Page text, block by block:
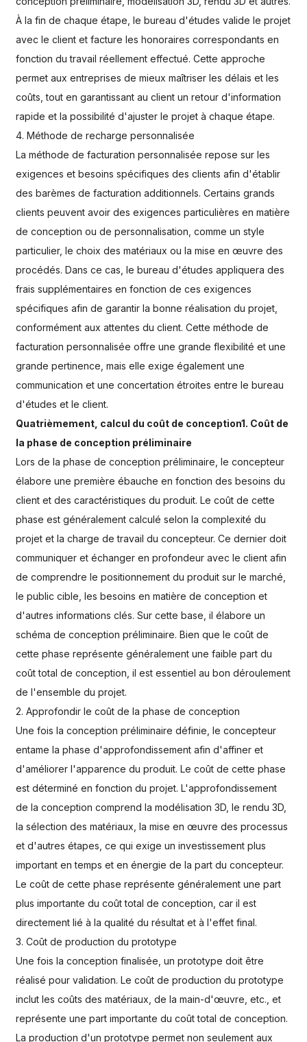
À la fin de chaque étape, le bureau d'études valide le projet
avec le client et facture les honoraires correspondants en
fonction du travail réellement effectué. Cette approche
permet aux entreprises de mieux maîtriser les délais et les
coûts, tout en garantissant au client un retour d'information
rapide et la possibilité d'ajuster le projet à chaque étape.
4. Méthode de recharge personnalisée
La méthode de facturation personnalisée repose sur les
exigences et besoins spécifiques des clients afin d'établir
des barèmes de facturation additionnels. Certains grands
clients peuvent avoir des exigences particulières en matière
de conception ou de personnalisation, comme un style
particulier, le choix des matériaux ou la mise en œuvre des
procédés. Dans ce cas, le bureau d'études appliquera des
frais supplémentaires en fonction de ces exigences
spécifiques afin de garantir la bonne réalisation du projet,
conformément aux attentes du client. Cette méthode de
facturation personnalisée offre une grande flexibilité et une
grande pertinence, mais elle exige également une
communication et une concertation étroites entre le bureau
d'études et le client.
Quatrièmement, calcul du coût de conception1. Coût de
la phase de conception préliminaire
Lors de la phase de conception préliminaire, le concepteur
élabore une première ébauche en fonction des besoins du
client et des caractéristiques du produit. Le coût de cette
phase est généralement calculé selon la complexité du
projet et la charge de travail du concepteur. Ce dernier doit
communiquer et échanger en profondeur avec le client afin
de comprendre le positionnement du produit sur le marché,
le public cible, les besoins en matière de conception et
d'autres informations clés. Sur cette base, il élabore un
schéma de conception préliminaire. Bien que le coût de
cette phase représente généralement une faible part du
coût total de conception, il est essentiel au bon déroulement
de l'ensemble du projet.
2. Approfondir le coût de la phase de conception
Une fois la conception préliminaire définie, le concepteur
entame la phase d'approfondissement afin d'affiner et
d'améliorer l'apparence du produit. Le coût de cette phase
est déterminé en fonction du projet. L'approfondissement
de la conception comprend la modélisation 3D, le rendu 3D,
la sélection des matériaux, la mise en œuvre des processus
et d'autres étapes, ce qui exige un investissement plus
important en temps et en énergie de la part du concepteur.
Le coût de cette phase représente généralement une part
plus importante du coût total de conception, car il est
directement lié à la qualité du résultat et à l'effet final.
3. Coût de production du prototype
Une fois la conception finalisée, un prototype doit être
réalisé pour validation. Le coût de production du prototype
inclut les coûts des matériaux, de la main-d'œuvre, etc., et
représente une part importante du coût total de conception.
La production d'un prototype permet non seulement aux